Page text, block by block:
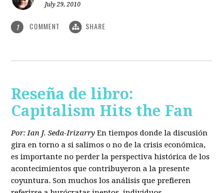
July 29, 2010
1 COMMENT SHARE
Reseña de libro:
Capitalism Hits the Fan
Por: Ian J. Seda-Irizarry En tiempos donde la discusión
gira en torno a si salimos o no de la crisis económica,
es importante no perder la perspectiva histórica de los
acontecimientos que contribuyeron a la presente
coyuntura. Son muchos los análisis que prefieren